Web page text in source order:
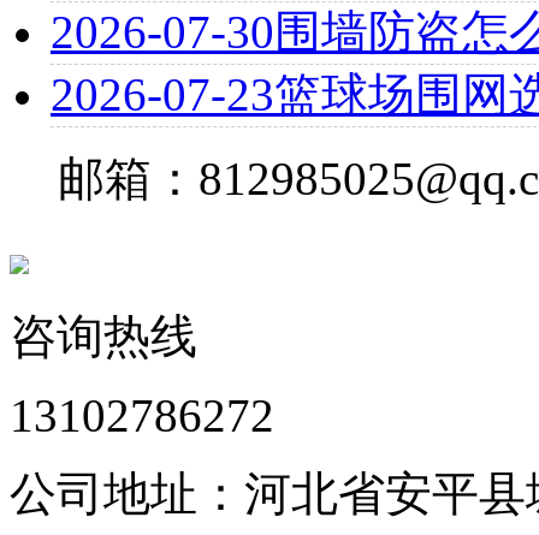
2026-07-30围墙防盗怎
2026-07-23篮球场围网
邮箱：
咨询热线
13102786272
公司地址：河北省安平